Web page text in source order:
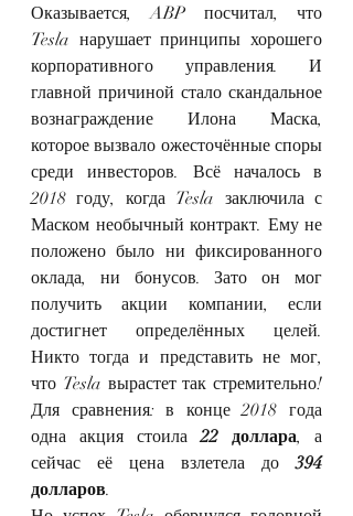
Оказывается, ABP посчитал, что
Tesla нарушает принципы хорошего
корпоративного управления. И
главной причиной стало скандальное
вознаграждение Илона Маска,
которое вызвало ожесточённые споры
среди инвесторов. Всё началось в
2018 году, когда Tesla заключила с
Маском необычный контракт. Ему не
положено было ни фиксированного
оклада, ни бонусов. Зато он мог
получить акции компании, если
достигнет определённых целей.
Никто тогда и представить не мог,
что Tesla вырастет так стремительно!
Для сравнения: в конце 2018 года
одна акция стоила 22 доллара, а
сейчас её цена взлетела до 394
долларов.